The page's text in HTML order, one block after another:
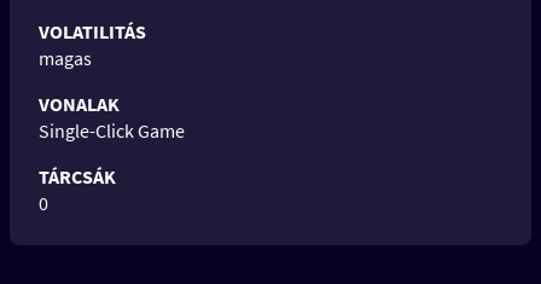
VOLATILITÁS
magas
VONALAK
Single-Click Game
TÁRCSÁK
0